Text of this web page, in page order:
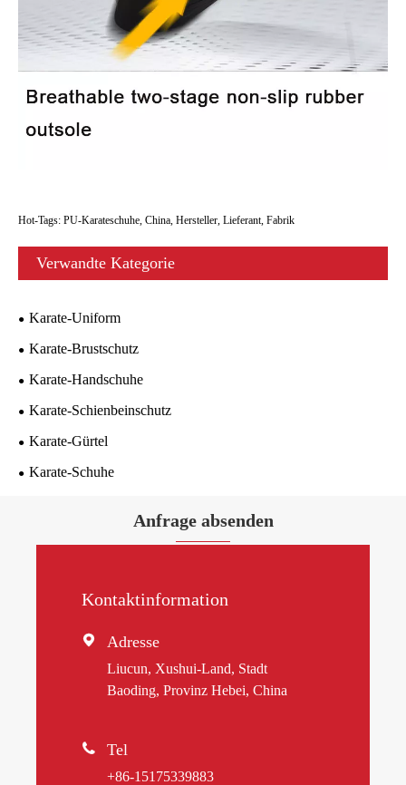
Hot-Tags: PU-Karateschuhe, China, Hersteller, Lieferant, Fabrik
Verwandte Kategorie
Karate-Uniform
Karate-Brustschutz
Karate-Handschuhe
Karate-Schienbeinschutz
Karate-Gürtel
Karate-Schuhe
Anfrage absenden
Kontaktinformation
 Adresse
Liucun, Xushui-Land, Stadt
Baoding, Provinz Hebei, China
 Tel
+86-15175339883